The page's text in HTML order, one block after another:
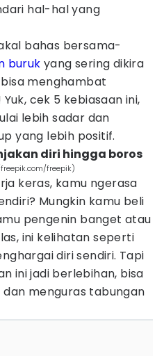
hal-hal yang
bahas bersama-
buruk yang sering dikira
menghambat
cek 5 kebiasaan ini,
lebih sadar dan
yang lebih positif.
diri hingga boros
freepik)
keras, kamu ngerasa
Mungkin kamu beli
pengenin banget atau
ini kelihatan seperti
diri sendiri. Tapi
ini jadi berlebihan, bisa
menguras tabungan